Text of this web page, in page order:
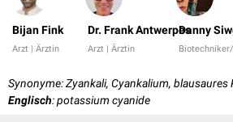
Bijan Fink
Arzt | Ärztin
Dr. Frank Antwerpes
Arzt | Ärztin
Danny
Synonyme: Zyankali, Cyankalium, blausaures
Englisch: potassium cyanide